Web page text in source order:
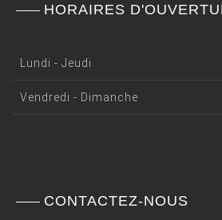
HORAIRES
Lundi - Jeudi
Vendredi - Dimanche
CONTACTEZ-NOUS